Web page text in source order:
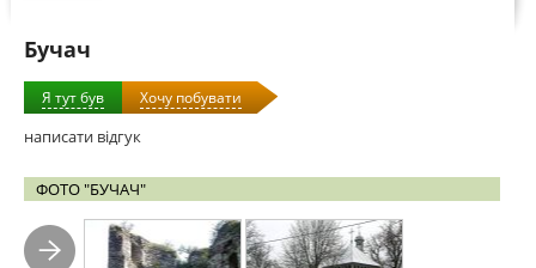
Бучач
Я тут був Хочу побувати
написати відгук
ФОТО "БУЧАЧ"